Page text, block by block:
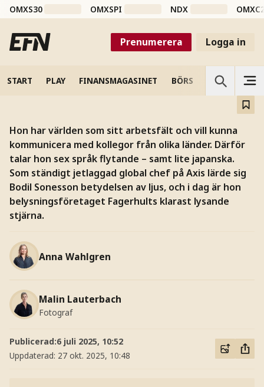
OMXS30 OMXSPI NDX
Prenumerera Logga in
START PLAY FINANSMAGASINET BÖRS VETENSKAP
Ljusnörden som alltid tittar
uppåt
Fagerhults vd Bodil Sonesson: Smart belysning är
framtiden.
Hon har världen som sitt arbetsfält och vill kunna
kommunicera med kollegor från olika länder. Därför
talar hon sex språk flytande – samt lite japanska.
Som ständigt jetlaggad global chef på Axis lärde sig
Bodil Sonesson betydelsen av ljus, och i dag är hon
belysningsföretaget Fagerhults klarast lysande
stjärna.
Anna Wahlgren
Malin Lauterbach
Fotograf
Publicerad:6 juli 2025, 10:52
Uppdaterad: 27 okt. 2025, 10:48